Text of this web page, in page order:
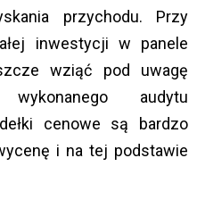
przychodu. Przy
inwestycji w panele
wziąć pod uwagę
audytu
cenowe są bardzo
i na tej podstawie